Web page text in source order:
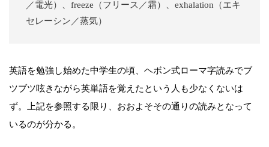
／電光）、freeze（フリース／霜）、exhalation（エキ
セレーシン／蒸気）
英語を勉強し始めた中学生の頃、ヘボン式ローマ字読みでブ
ツブツ呟きながら英単語を覚えたという人も少なくないは
ず。上記を参照する限り、おおよそその通りの読みとなって
いるのが分かる。